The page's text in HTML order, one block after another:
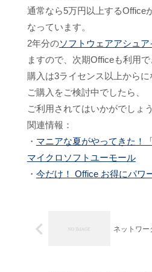
通常なら5万円以上するOffice
なっています。
2年分のソフトウェアアシュア
ますので、次期Officeも利用で
購入は3ライセンス以上から
ご購入をご検討中でしたら、
ご利用されてはいかがでしょ
関連情報：
・ マニアな夏がやってきた！
マイクロソフトユーモール
・ 今だけ！ Office お得にパワ
ネットワー